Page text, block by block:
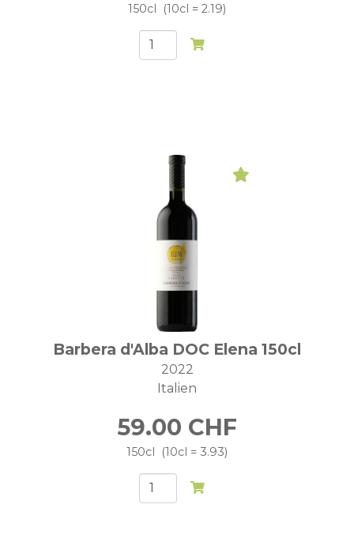
150cl 10cl = 2.19
Barbera d'Alba DOC Elena 150cl
2022
Italien
59.00 CHF
150cl 10cl = 3.93